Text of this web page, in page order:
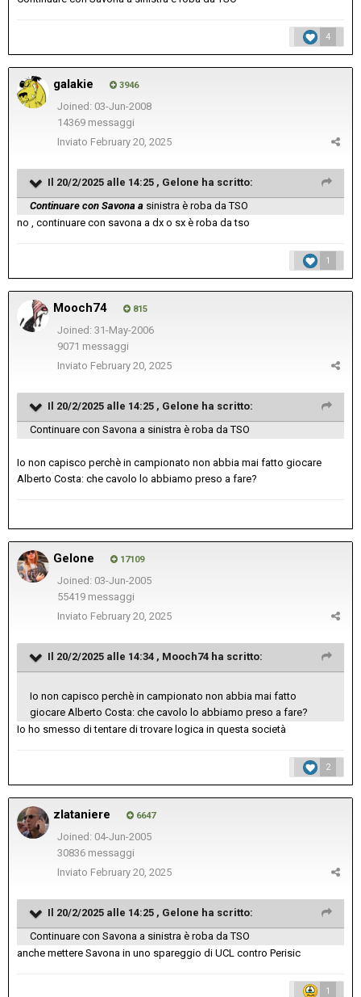
4
galakie 3946
Joined: 03-Jun-2008
14369 messaggi
Inviato February 20, 2025
Il 20/2/2025 alle 14:25 , Gelone ha scritto:
Continuare con Savona a sinistra è roba da TSO
no , continuare con savona a dx o sx è roba da tso
1
Mooch74 815
Joined: 31-May-2006
9071 messaggi
Inviato February 20, 2025
Il 20/2/2025 alle 14:25 , Gelone ha scritto:
Continuare con Savona a sinistra è roba da TSO
Io non capisco perchè in campionato non abbia mai fatto giocare
Alberto Costa: che cavolo lo abbiamo preso a fare?
Gelone 17109
Joined: 03-Jun-2005
55419 messaggi
Inviato February 20, 2025
Il 20/2/2025 alle 14:34 , Mooch74 ha scritto:
Io non capisco perchè in campionato non abbia mai fatto
giocare Alberto Costa: che cavolo lo abbiamo preso a fare?
Io ho smesso di tentare di trovare logica in questa società
2
zlataniere 6647
Joined: 04-Jun-2005
30836 messaggi
Inviato February 20, 2025
Il 20/2/2025 alle 14:25 , Gelone ha scritto:
Continuare con Savona a sinistra è roba da TSO
anche mettere Savona in uno spareggio di UCL contro Perisic
1